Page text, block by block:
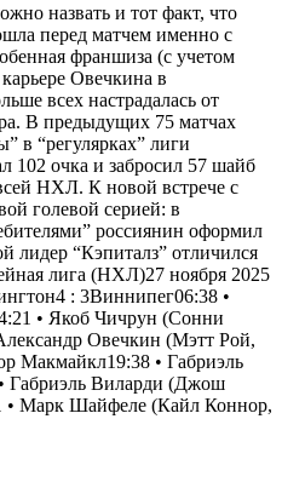
назвать и тот факт, что
перед матчем именно с
франшиза (с учетом
Овечкина в
всех настрадалась от
В предыдущих 75 матчах
в “регулярках” лиги
102 очка и забросил 57 шайб
НХЛ. К новой встрече с
голевой серией: в
россиянин оформил
лидер “Кэпиталз” отличился
лига (НХЛ)27 ноября 2025
4 : 3Виннипег06:38 •
• Якоб Чичрун (Сонни
Овечкин (Мэтт Рой,
Макмайкл19:38 • Габриэль
Габриэль Виларди (Джош
• Марк Шайфеле (Кайл Коннор,